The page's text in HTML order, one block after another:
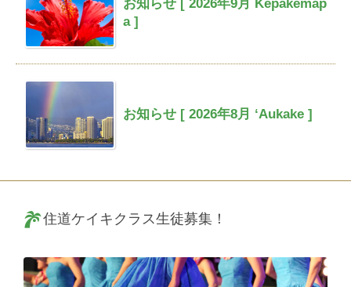
お知らせ [ 2026年9月 Kepakemap
a ]
お知らせ [ 2026年8月 ‘Aukake ]
住道ケイキクラス生徒募集！